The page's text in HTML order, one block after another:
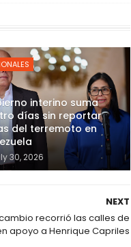
interino suma
días sin reportar
del terremoto en
30, 2026
NEXT
recorrió las calles de
apoyo a Henrique Capriles